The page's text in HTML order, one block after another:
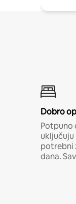
Dobro
Potpuno
uključuju
potrebni
dana.